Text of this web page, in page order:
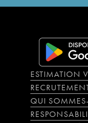
ESTIMATION
QUI